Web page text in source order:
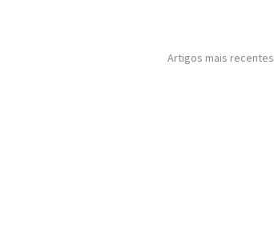
Artigos mais recentes